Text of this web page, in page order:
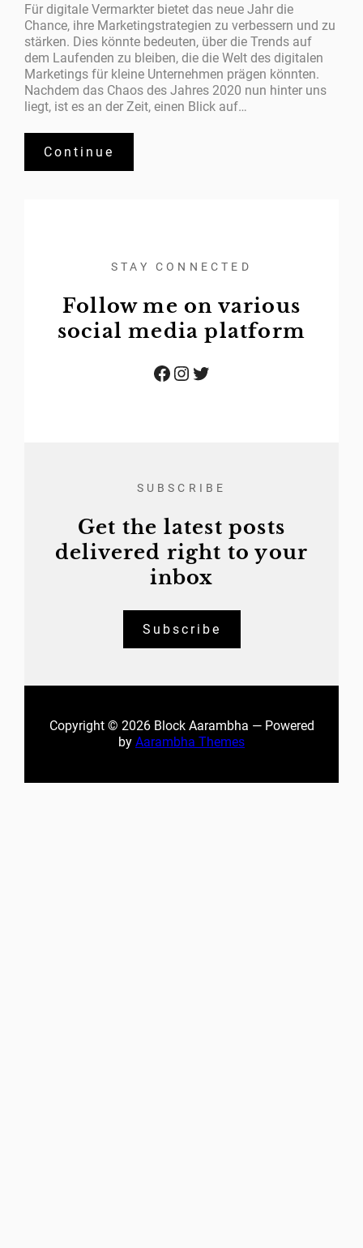
Für digitale Vermarkter bietet das neue Jahr die
Chance, ihre Marketingstrategien zu verbessern und zu
stärken. Dies könnte bedeuten, über die Trends auf
dem Laufenden zu bleiben, die die Welt des digitalen
Marketings für kleine Unternehmen prägen könnten.
Nachdem das Chaos des Jahres 2020 nun hinter uns
liegt, ist es an der Zeit, einen Blick auf…
Continue
STAY CONNECTED
Follow me on various
social media platform
Facebook Instagram Twitter
SUBSCRIBE
Get the latest posts
delivered right to your
inbox
Subscribe
Copyright © 2026 Block Aarambha — Powered
by Aarambha Themes